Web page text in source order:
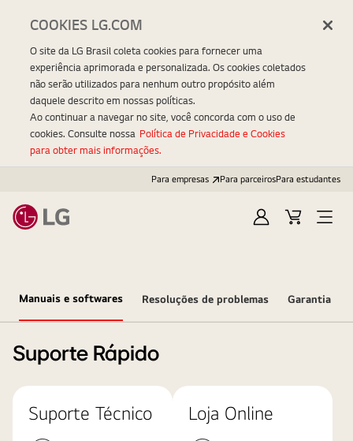
Para empresas Para parceirosPara estudantes
EntrarCarrinhoOpen
Manuais e softwares Resoluções de problemas Garantia
Suporte Rápido
Suporte Técnico Loja Online
COOKIES LG.COM
O site da LG Brasil coleta cookies para fornecer uma
experiência aprimorada e personalizada. Os cookies coletados
não serão utilizados para nenhum outro propósito além
daquele descrito em nossas políticas.
Ao continuar a navegar no site, você concorda com o uso de
cookies. Consulte nossa Política de Privacidade e Cookies
para obter mais informações.